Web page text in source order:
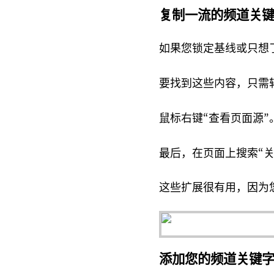
复制一流的频道关
如果您锁定基线或只想
要找到这些内容，只需
鼠标右键“查看页面源”
最后，在页面上搜索“
这些扩展很有用，因为
添加您的频道关键字